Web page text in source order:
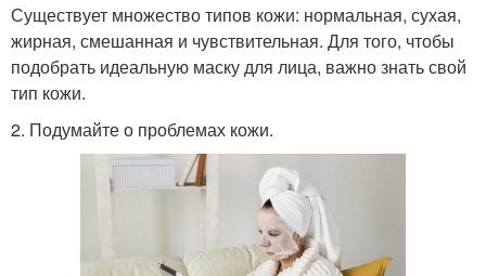
Существует множество типов кожи: нормальная, сухая,
жирная, смешанная и чувствительная. Для того, чтобы
подобрать идеальную маску для лица, важно знать свой
тип кожи.
2. Подумайте о проблемах кожи.